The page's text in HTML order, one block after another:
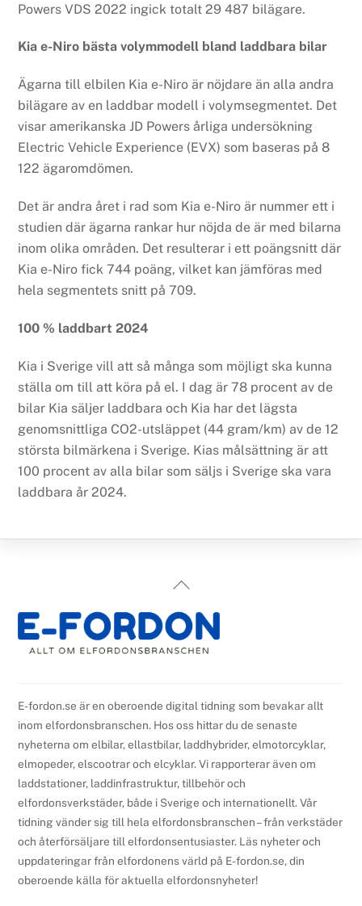
Powers VDS 2022 ingick totalt 29 487 bilägare.
Kia e-Niro bästa volymmodell bland laddbara bilar
Ägarna till elbilen Kia e-Niro är nöjdare än alla andra
bilägare av en laddbar modell i volymsegmentet. Det
visar amerikanska JD Powers årliga undersökning
Electric Vehicle Experience (EVX) som baseras på 8
122 ägaromdömen.
Det är andra året i rad som Kia e-Niro är nummer ett i
studien där ägarna rankar hur nöjda de är med bilarna
inom olika områden. Det resulterar i ett poängsnitt där
Kia e-Niro fick 744 poäng, vilket kan jämföras med
hela segmentets snitt på 709.
100 % laddbart 2024
Kia i Sverige vill att så många som möjligt ska kunna
ställa om till att köra på el. I dag är 78 procent av de
bilar Kia säljer laddbara och Kia har det lägsta
genomsnittliga CO2-utsläppet (44 gram/km) av de 12
största bilmärkena i Sverige. Kias målsättning är att
100 procent av alla bilar som säljs i Sverige ska vara
laddbara år 2024.
Back
Top
E-fordon.se är en oberoende digital tidning som bevakar allt
inom elfordonsbranschen. Hos oss hittar du de senaste
nyheterna om elbilar, ellastbilar, laddhybrider, elmotorcyklar,
elmopeder, elscootrar och elcyklar. Vi rapporterar även om
laddstationer, laddinfrastruktur, tillbehör och
elfordonsverkstäder, både i Sverige och internationellt. Vår
tidning vänder sig till hela elfordonsbranschen – från verkstäder
och återförsäljare till elfordonsentusiaster. Läs nyheter och
uppdateringar från elfordonens värld på E-fordon.se, din
oberoende källa för aktuella elfordonsnyheter!